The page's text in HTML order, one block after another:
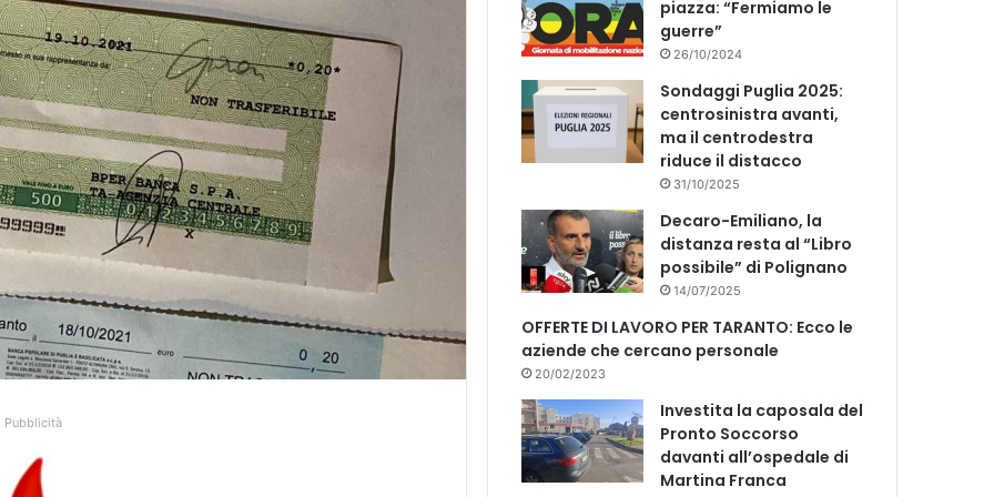
Pubblicità
piazza: “Fermiamo le
guerre”
26/10/2024
Sondaggi Puglia 2025:
centrosinistra avanti,
ma il centrodestra
riduce il distacco
31/10/2025
Decaro-Emiliano, la
distanza resta al “Libro
possibile” di Polignano
14/07/2025
OFFERTE DI LAVORO PER TARANTO: Ecco le
aziende che cercano personale
20/02/2023
Investita la caposala del
Pronto Soccorso
davanti all’ospedale di
Martina Franca